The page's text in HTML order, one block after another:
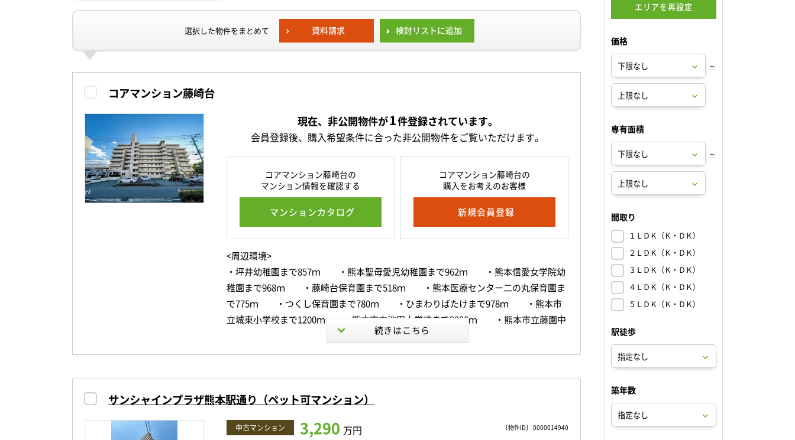
選択した物件をまとめて 資料請求 検討リストに追加
コアマンション藤崎台
現在、非公開物件が1件登録されています。
会員登録後、購入希望条件に合った非公開物件をご覧いただけます。
コアマンション藤崎台の
マンション情報を確認する
マンションカタログ
コアマンション藤崎台の
購入をお考えのお客様
新規会員登録
<周辺環境>
・坪井幼稚園まで857ｍ ・熊本聖母愛児幼稚園まで962ｍ ・熊本信愛女学院幼
稚園まで968ｍ ・藤崎台保育園まで518ｍ ・熊本医療センター二の丸保育園ま
で775ｍ ・つくし保育園まで780ｍ ・ひまわりばたけまで978ｍ ・熊本市
立城東小学校まで1200ｍ ・熊本市立池田小学校まで2000ｍ ・熊本市立藤園中
学校まで1200ｍ ・熊本市立京陵中学校まで1000ｍ ・国立熊本大学教育学部附
属中学校まで920ｍ ・私立熊本中央高校まで809ｍ ・熊本看護専門学校まで61
央校舎まで738ｍ ・二の丸公園まで561ｍ ・熊本城公園まで638ｍ ・城の
湯整骨院まで145ｍ ・イエズスの聖心病院まで184ｍ ・上熊本内科まで205
形外科医院まで352ｍ ・なでしこガーデン上熊本まで411ｍ ・かみくまもと耳
サンシャインプラザ熊本駅通り（ペット可マンション）
〔物件ID〕 0000014940
中古マンション 3,290 万円
エリアを再設定
価格
～
専有面積
～
間取り
１ＬＤＫ（Ｋ・ＤＫ）
２ＬＤＫ（Ｋ・ＤＫ）
３ＬＤＫ（Ｋ・ＤＫ）
４ＬＤＫ（Ｋ・ＤＫ）
５ＬＤＫ（Ｋ・ＤＫ）
駅徒歩
築年数